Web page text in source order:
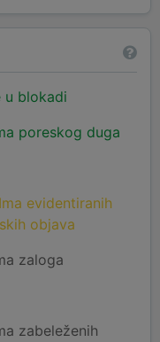
u blokadi
poreskog duga
Ima evidentiranih
objava
zaloga
zabeleženih